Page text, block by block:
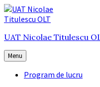
Skip
to
Skip
to
navigation
Skip
to
UAT Nicolae Titulescu
Menu
Program de lucru